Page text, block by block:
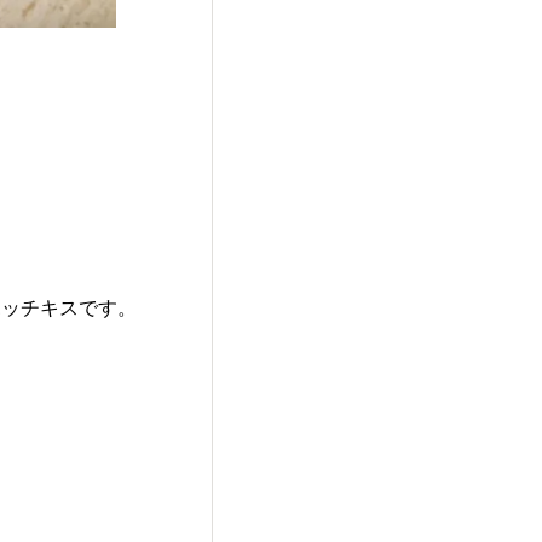
キスです。